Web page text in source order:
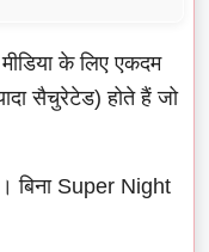
के लिए एकदम
सैचुरेटेड) होते हैं जो
बिना Super Night